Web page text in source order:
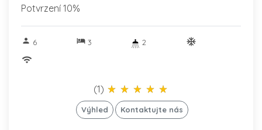
Potvrzení 10%
person 6 hotel3 2
ac_unitif
wifi
(1) star_rate star_rate star_rate star_rate star_rate
star_rate star_rate star_rate star_rate star_rate
Výhled Kontaktujte nás